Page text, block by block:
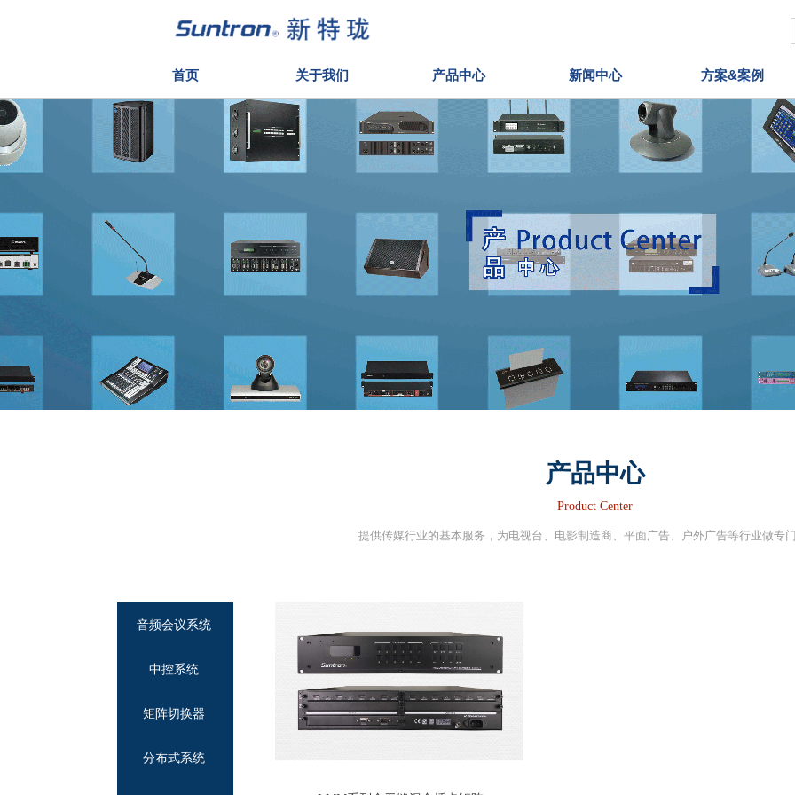
首页 关于我们 产品中心 新闻中心 方案&案例
音频会议系统
中控系统
矩阵切换器
分布式系统
产品中心
Product Center
提供传媒行业的基本服务，为电视台、电影制造商、平面广告、户外广告等行业做专